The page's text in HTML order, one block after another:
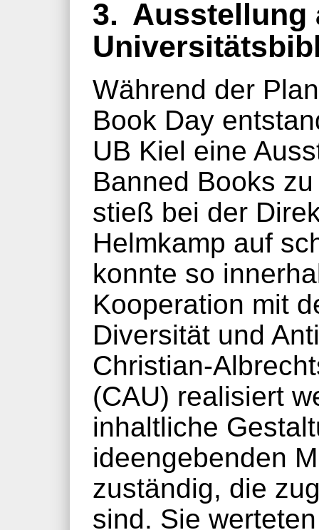
3. Ausstellung
Während der
Book Day
UB Kiel eine
Banned Books
stieß bei der
Helmkamp auf
konnte so
Kooperation mit
Diversität und
Christian-
(CAU) realisiert
inhaltliche
ideengebenden
zuständig, die
sind. Sie